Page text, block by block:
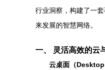
行业洞察，构建了一
来发展的智慧网络。
一、 灵活高效的云
云桌面（Desktop